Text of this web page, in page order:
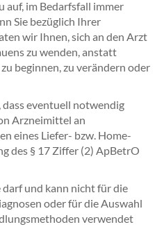
auf, im Bedarfsfall immer
Sie bezüglich Ihrer
wir Ihnen, sich an den Arzt
zu wenden, anstatt
beginnen, zu verändern oder
eventuell notwendig
Arzneimittel an
eines Liefer- bzw. Home-
des § 17 Ziffer (2) ApBetrO
und kann nicht für die
oder für die Auswahl
verwendet